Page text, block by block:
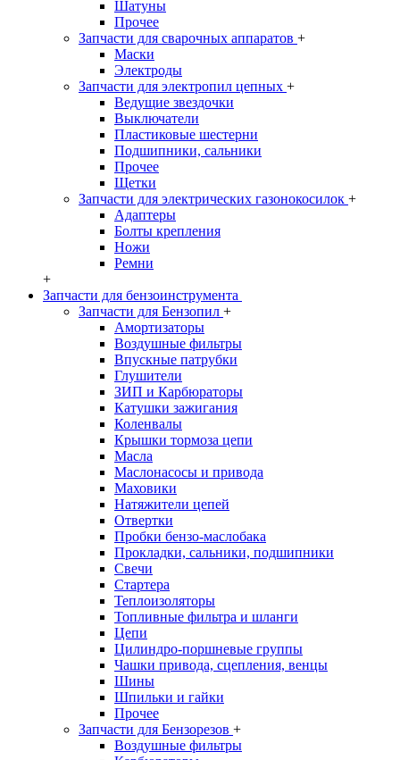
Шатуны
Прочее
Запчасти для сварочных аппаратов +
Маски
Электроды
Запчасти для электропил цепных +
Ведущие звездочки
Выключатели
Пластиковые шестерни
Подшипники, сальники
Прочее
Щетки
Запчасти для электрических газонокосилок +
Адаптеры
Болты крепления
Ножи
Ремни
+
Запчасти для бензоинструмента
Запчасти для Бензопил +
Амортизаторы
Воздушные фильтры
Впускные патрубки
Глушители
ЗИП и Карбюраторы
Катушки зажигания
Коленвалы
Крышки тормоза цепи
Масла
Маслонасосы и привода
Маховики
Натяжители цепей
Отвертки
Пробки бензо-маслобака
Прокладки, сальники, подшипники
Свечи
Стартера
Теплоизоляторы
Топливные фильтра и шланги
Цепи
Цилиндро-поршневые группы
Чашки привода, сцепления, венцы
Шины
Шпильки и гайки
Прочее
Запчасти для Бензорезов +
Воздушные фильтры